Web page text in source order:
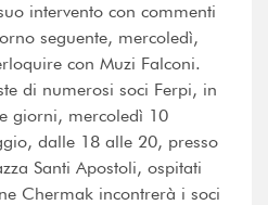
intervento con commenti
seguente, mercoledì,
con Muzi Falconi.
di numerosi soci Ferpi, in
giorni, mercoledì 10
dalle 18 alle 20, presso
Santi Apostoli, ospitati
Chermak incontrerà i soci